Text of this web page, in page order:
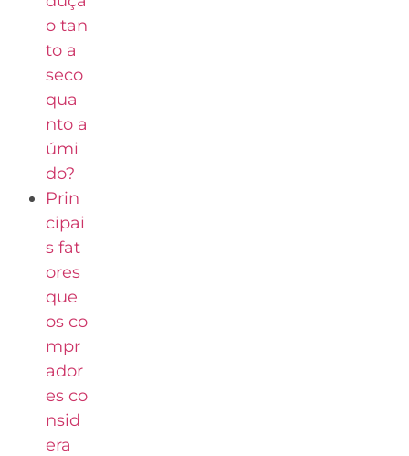
o tan
to a
seco
qua
nto a
úmi
do?
Prin
cipai
s fat
ores
que
os co
mpr
ador
es co
nsid
era